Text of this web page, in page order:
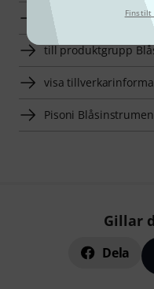
Finstilt
till produktgrupp
till produktgrupp
visa
Pisoni
Gillar
Dela